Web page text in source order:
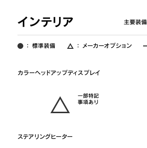
インテリア 主要装
： 標準装備 ： メーカーオプション
一部特記
事項あり